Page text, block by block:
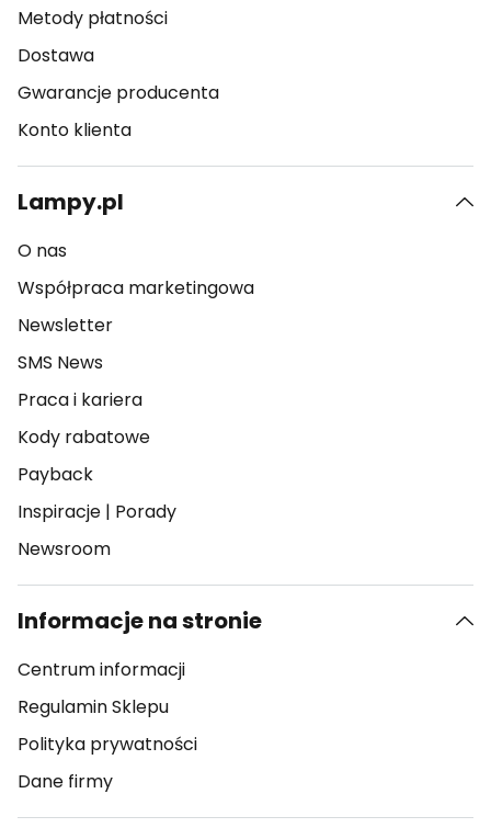
Metody płatności
Dostawa
Gwarancje producenta
Konto klienta
Lampy.pl
O nas
Współpraca marketingowa
Newsletter
SMS News
Praca i kariera
Kody rabatowe
Payback
Inspiracje | Porady
Newsroom
Informacje na stronie
Centrum informacji
Regulamin Sklepu
Polityka prywatności
Dane firmy